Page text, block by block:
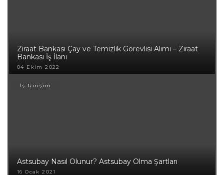
Ziraat Bankası Çay ve Temizlik Görevlisi Alımı – Ziraat
Bankası İş İlanı
04 Ekim 2022
İş-Girişim
Astsubay Nasıl Olunur? Astsubay Olma Şartları
16 Ocak 2021